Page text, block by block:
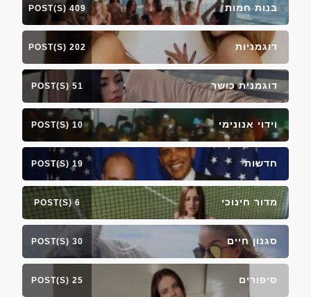
בנות חמות 409 POST(S)
דוגמניות 202 POST(S)
דוגמנית כושר 51 POST(S)
וידוי אנונימי 10 POST(S)
חדשות 19 POST(S)
מדור חינוכי 6 POST(S)
סגנון חיים 30 POST(S)
סיפורים 25 POST(S)